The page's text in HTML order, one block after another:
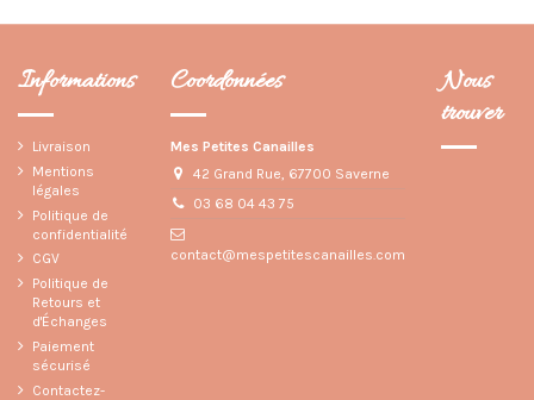
Informations
Livraison
Mentions
légales
Politique de
confidentialité
CGV
Politique de
Retours et
d'Échanges
Paiement
sécurisé
Contactez-
Coordonnées
Mes Petites Canailles
42 Grand Rue, 67700 Saverne
03 68 04 43 75
contact@mespetitescanailles.com
Nous
trouver